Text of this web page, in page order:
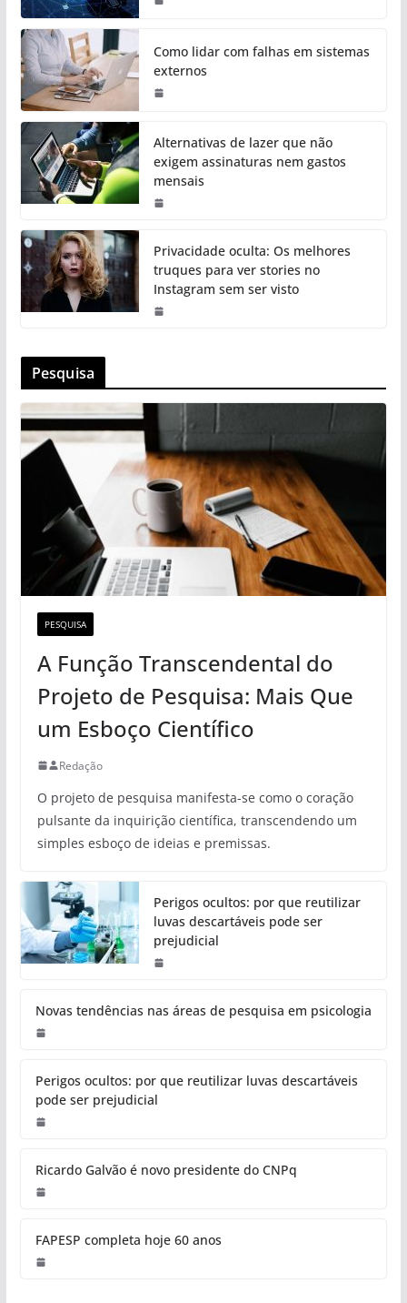
Como lidar com falhas em sistemas
externos
Alternativas de lazer que não
exigem assinaturas nem gastos
mensais
Privacidade oculta: Os melhores
truques para ver stories no
Instagram sem ser visto
Pesquisa
PESQUISA
A Função Transcendental do
Projeto de Pesquisa: Mais Que
um Esboço Científico
Redação
O projeto de pesquisa manifesta-se como o coração
pulsante da inquirição científica, transcendendo um
simples esboço de ideias e premissas.
Perigos ocultos: por que reutilizar
luvas descartáveis pode ser
prejudicial
Novas tendências nas áreas de pesquisa em psicologia
Perigos ocultos: por que reutilizar luvas descartáveis
pode ser prejudicial
Ricardo Galvão é novo presidente do CNPq
FAPESP completa hoje 60 anos